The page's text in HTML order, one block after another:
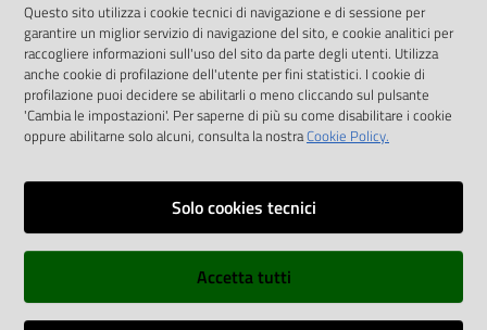
Vai alla pagina
Media Policy
Mappa del sito
Questo sito utilizza i cookie tecnici di navigazione e di sessione per
garantire un miglior servizio di navigazione del sito, e cookie analitici per
raccogliere informazioni sull'uso del sito da parte degli utenti. Utilizza
anche cookie di profilazione dell'utente per fini statistici. I cookie di
profilazione puoi decidere se abilitarli o meno cliccando sul pulsante
'Cambia le impostazioni'. Per saperne di più su come disabilitare i cookie
oppure abilitarne solo alcuni, consulta la nostraCookie Policy.
Solo cookies tecnici
Accetta tutti